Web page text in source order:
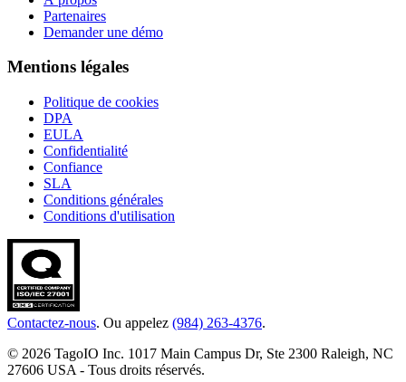
Partenaires
Demander une démo
Mentions légales
Politique de cookies
DPA
EULA
Confidentialité
Confiance
SLA
Conditions générales
Conditions d'utilisation
Contactez-nous. Ou appelez (984) 263-4376.
© 2026 TagoIO Inc. 1017 Main Campus Dr, Ste 2300 Raleigh, NC
27606 USA - Tous droits réservés.